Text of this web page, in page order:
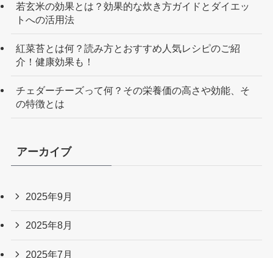
若玄米の効果とは？効果的な炊き方ガイドとダイエッ
トへの活用法
紅菜苔とは何？読み方とおすすめ人気レシピのご紹
介！健康効果も！
チェダーチーズって何？その栄養価の高さや効能、そ
の特徴とは
アーカイブ
2025年9月
2025年8月
2025年7月